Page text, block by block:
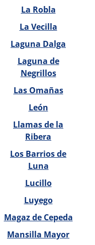
La Robla
La Vecilla
Laguna Dalga
Laguna de
Negrillos
Las Omañas
León
Llamas de la
Ribera
Los Barrios de
Luna
Lucillo
Luyego
Magaz de Cepeda
Mansilla Mayor